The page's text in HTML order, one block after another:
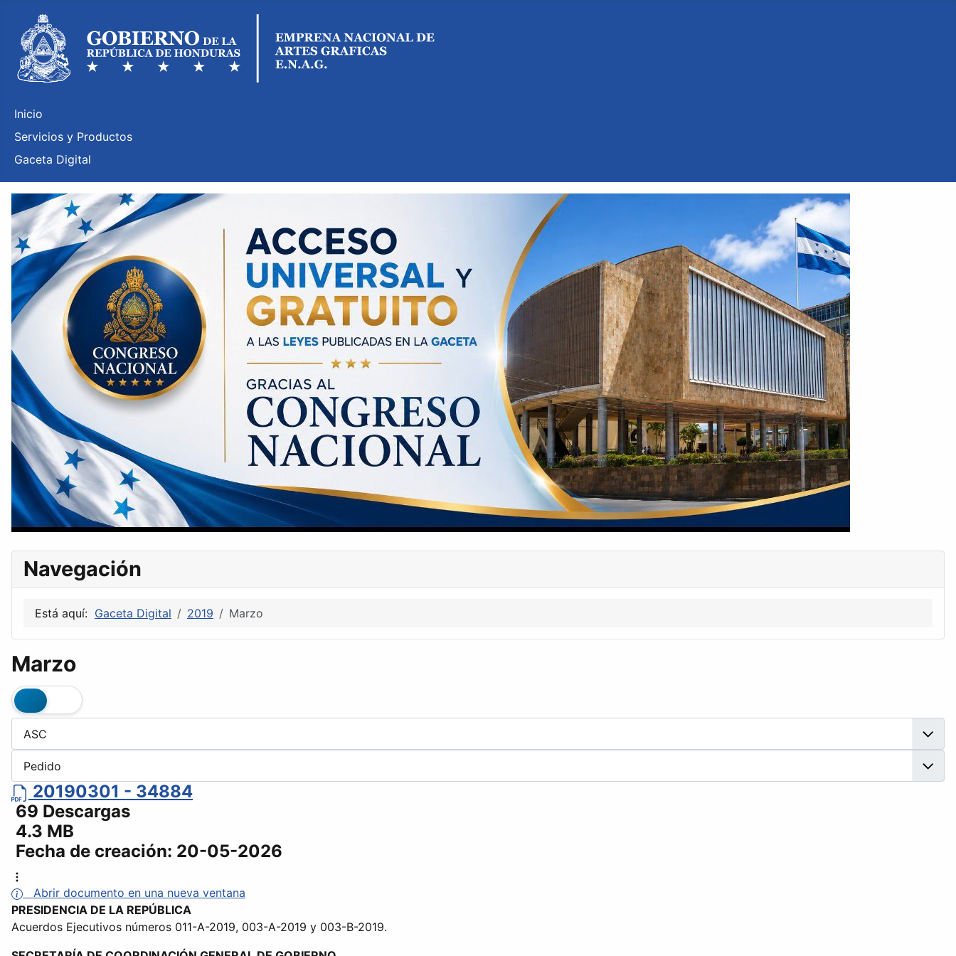
Inicio
Servicios y Productos
Gaceta Digital
Navegación
Está aquí: Gaceta Digital 2019 Marzo
Marzo
20190301 - 34884
69 Descargas
4.3 MB
Fecha de creación: 20-05-2026
Abrir documento en una nueva ventana
PRESIDENCIA DE LA REPÚBLICA
Acuerdos Ejecutivos números 011-A-2019, 003-A-2019 y 003-B-2019.